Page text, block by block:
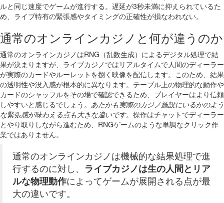
ルと同じ速度でゲームが進行する。遅延が3秒未満に抑えられているた
め、ライブ特有の緊張感やタイミングの正確性が損なわれない。
通常のオンラインカジノと何が違うのか
通常のオンラインカジノはRNG（乱数生成）によるデジタル処理で結
果が決まりますが、ライブカジノではリアルタイムで人間のディーラー
が実際のカードやルーレットを捌く映像を配信します。このため、結果
の透明性や没入感が根本的に異なります。テーブル上の物理的な動作や
カードのシャッフルをその場で確認できるため、プレイヤーはより信頼
しやすいと感じるでしょう。 あたかも実際のカジノ施設にいるかのよう
な緊張感が味わえる点も大きな違いです。 操作はチャットでディーラー
とやり取りしながら進むため、RNGゲームのような単調なクリック作
業ではありません。
通常のオンラインカジノは機械的な結果処理で進
行するのに対し、 ライブカジノは生の人間とリア
ルな物理動作によってゲームが展開される点が最
大の違いです。